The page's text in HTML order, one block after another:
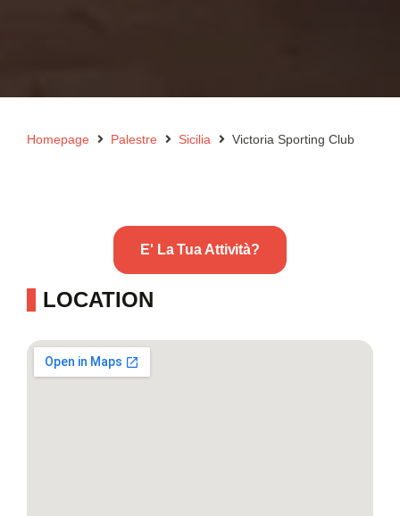
Homepage Palestre Sicilia Victoria Sporting Club
E' La Tua Attività?
LOCATION